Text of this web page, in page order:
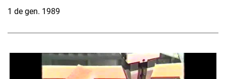
1 de gen. 1989